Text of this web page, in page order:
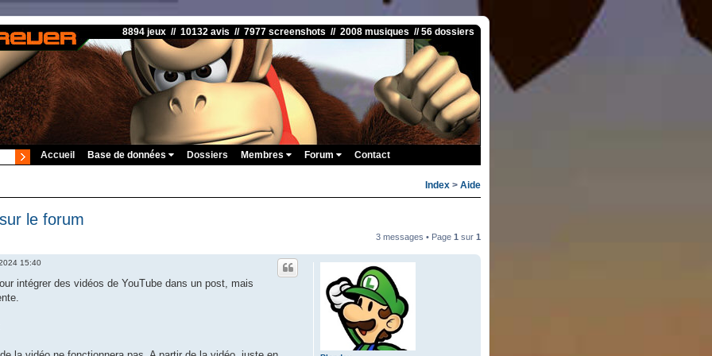
8894 jeux // 10132 avis // 7977 screenshots // 2008 musiques // 56 dossiers
Accueil Base de données Dossiers Membres Forum Contact
Index > Aide
le forum
3 messages • Page 1 sur 1
15:40
intégrer des vidéos de YouTube dans un post, mais